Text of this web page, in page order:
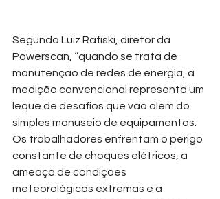
Segundo Luiz Rafiski, diretor da
Powerscan, ‘’quando se trata de
manutenção de redes de energia, a
medição convencional representa um
leque de desafios que vão além do
simples manuseio de equipamentos.
Os trabalhadores enfrentam o perigo
constante de choques elétricos, a
ameaça de condições
meteorológicas extremas e a